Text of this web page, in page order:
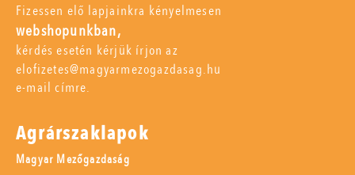
Fizessen elő lapjainkra kényelmesen
webshopunkban,
kérdés esetén kérjük írjon az
elofizetes@magyarmezogazdasag.hu
e-mail címre.
Agrárszaklapok
Magyar Mezőgazdaság